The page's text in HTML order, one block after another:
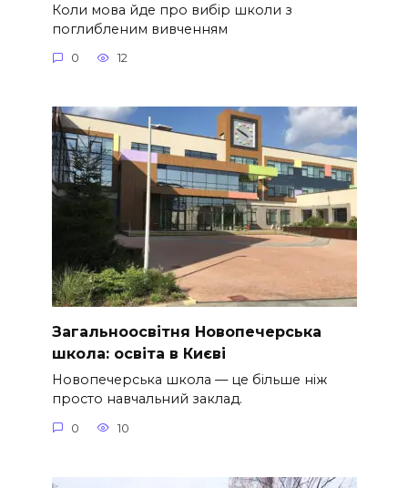
Коли мова йде про вибір школи з
поглибленим вивченням
0 12
Загальноосвітня Новопечерська
школа: освіта в Києві
Новопечерська школа — це більше ніж
просто навчальний заклад.
0 10